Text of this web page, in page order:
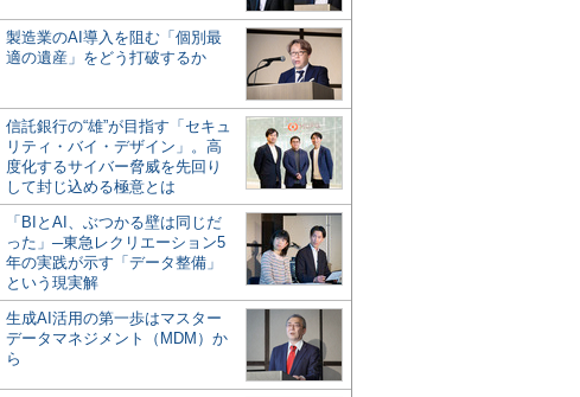
製造業のAI導入を阻む「個別最
適の遺産」をどう打破するか
信託銀行の“雄”が目指す「セキュ
リティ・バイ・デザイン」。高
度化するサイバー脅威を先回り
して封じ込める極意とは
「BIとAI、ぶつかる壁は同じだ
った」─東急レクリエーション5
年の実践が示す「データ整備」
という現実解
生成AI活用の第一歩はマスター
データマネジメント（MDM）か
ら